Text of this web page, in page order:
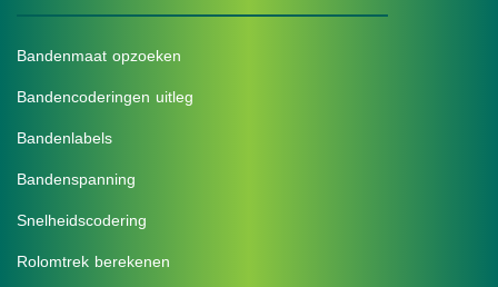
Bandenmaat opzoeken
Bandencoderingen uitleg
Bandenlabels
Bandenspanning
Snelheidscodering
Rolomtrek berekenen